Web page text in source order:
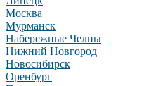
Москва
Мурманск
Набережные Челны
Нижний Новгород
Новосибирск
Оренбург